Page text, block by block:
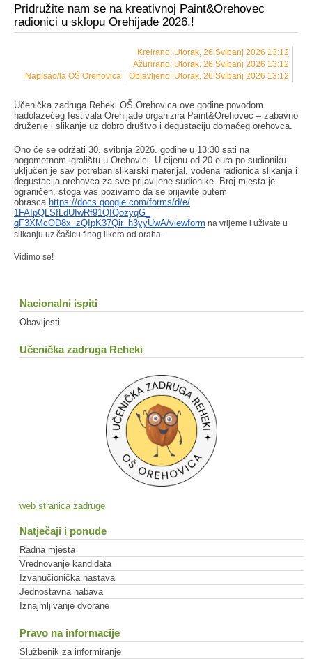
Pridružite nam se na kreativnoj Paint&Orehovec
radionici u sklopu Orehijade 2026.!
Kreirano: Utorak, 26 Svibanj 2026 13:12
Ažurirano: Utorak, 26 Svibanj 2026 13:12
Objavljeno: Utorak, 26 Svibanj 2026 13:12
Napisao/la OŠ Orehovica
Učenička zadruga Reheki OŠ Orehovica ove godine povodom
nadolazećeg festivala Orehijade organizira Paint&Orehovec – zabavno
druženje i slikanje uz dobro društvo i degustaciju domaćeg orehovca.
Ono će se održati 30. svibnja 2026. godine u 13:30 sati na
nogometnom igralištu u Orehovici. U cijenu od 20 eura po sudioniku
uključen je sav potreban slikarski materijal, vođena radionica slikanja i
degustacija orehovca za sve prijavljene sudionike. Broj mjesta je
ograničen, stoga vas pozivamo da se prijavite putem
obrasca https://docs.google.com/forms/d/e/
1FAIpQLSfLdUIwRf91QIQozyqG_
qF3XMcOD8x_zQIpK37Qir_h3yyUwA/viewform na vrijeme i uživate u
slikanju uz čašicu finog likera od oraha.
Vidimo se!
Nacionalni ispiti
Obavijesti
Učenička zadruga Reheki
web stranica zadruge
Natječaji i ponude
Radna mjesta
Vrednovanje kandidata
Izvanučionička nastava
Jednostavna nabava
Iznajmljivanje dvorane
Pravo na informacije
Službenik za informiranje